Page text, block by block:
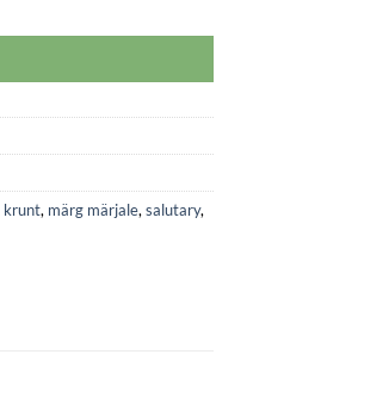
krunt, märg märjale, salutary,